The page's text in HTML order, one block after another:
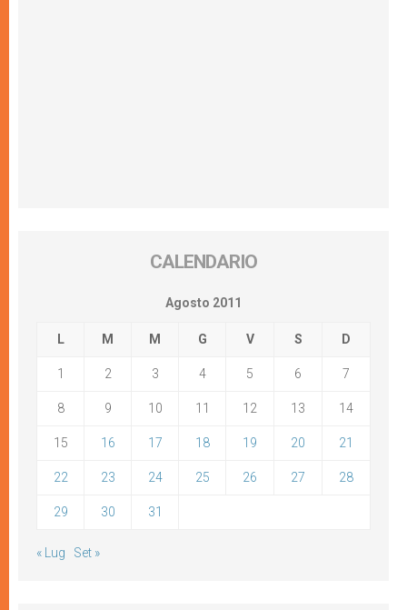
CALENDARIO
Agosto 2011
L M M G V S D
1 2 3 4 5 6 7
8 9 10 11 12 13 14
15 16 17 18 19 20 21
22 23 24 25 26 27 28
29 30 31
« Lug Set »